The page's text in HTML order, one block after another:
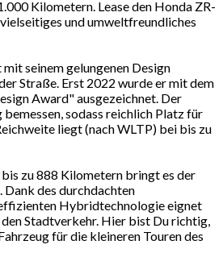
Kilometern. Lease den Honda ZR-
und umweltfreundliches
seinem gelungenen Design
Straße. Erst 2022 wurde er mit dem
Award" ausgezeichnet. Der
sodass reichlich Platz für
liegt (nach WLTP) bei bis zu
zu 888 Kilometern bringt es der
Dank des durchdachten
Hybridtechnologie eignet
Stadtverkehr. Hier bist Du richtig,
für die kleineren Touren des